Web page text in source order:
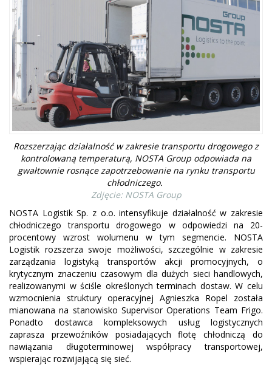
Rozszerzając działalność w zakresie transportu drogowego z
kontrolowaną temperaturą, NOSTA Group odpowiada na
gwałtownie rosnące zapotrzebowanie na rynku transportu
chłodniczego.
Zdjęcie: NOSTA Group
NOSTA Logistik Sp. z o.o. intensyfikuje działalność w zakresie
chłodniczego transportu drogowego w odpowiedzi na 20-
procentowy wzrost wolumenu w tym segmencie. NOSTA
Logistik rozszerza swoje możliwości, szczególnie w zakresie
zarządzania logistyką transportów akcji promocyjnych, o
krytycznym znaczeniu czasowym dla dużych sieci handlowych,
realizowanymi w ściśle określonych terminach dostaw. W celu
wzmocnienia struktury operacyjnej Agnieszka Ropel została
mianowana na stanowisko Supervisor Operations Team Frigo.
Ponadto dostawca kompleksowych usług logistycznych
zaprasza przewoźników posiadających flotę chłodniczą do
nawiązania długoterminowej współpracy transportowej,
wspierając rozwijającą się sieć.